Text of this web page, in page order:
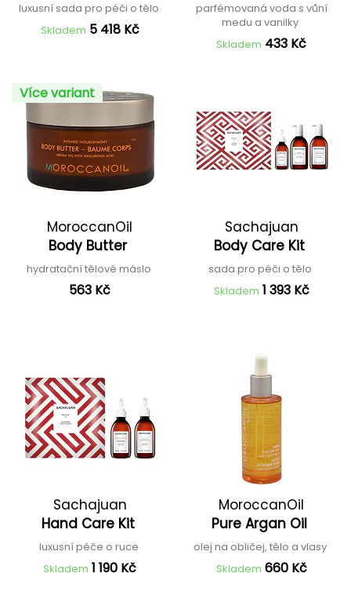
luxusní sada pro péči o tělo
Skladem 5 418 Kč
parfémovaná voda s vůní
medu a vanilky
Skladem 433 Kč
Více variant
MoroccanOil
Body Butter
hydratační tělové máslo
563 Kč
Sachajuan
Body Care Kit
sada pro péči o tělo
Skladem 1 393 Kč
Sachajuan
Hand Care Kit
luxusní péče o ruce
Skladem 1 190 Kč
MoroccanOil
Pure Argan Oil
olej na obličej, tělo a vlasy
Skladem 660 Kč